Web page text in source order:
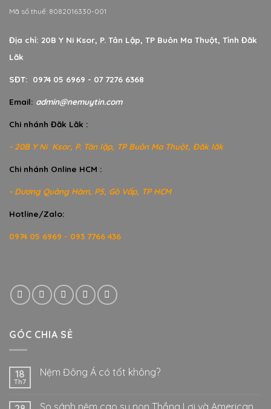
Mã số thuế: 8082016330-001
Địa chỉ: 20B Y Ni Ksor, P. Tân Lập, TP Buôn Ma Thuột, Tỉnh Đăk
Lăk
SĐT: 0974 05 6969 - 07 7276 6368
Email: admin@nemuytin.com
Chi nhánh Đăk Lăk :
- 20B Y Ni Ksor, P. Tân lập, TP Buôn Ma Thuột, Đăk lăk
Chi nhánh Online HCM :
- Dương Quảng Hàm, P5, Gò Vấp, TP HCM
Hotline/Zalo:
0974 05 6969 - 093 7766 436
GÓC CHIA SẺ
18
Th7
Nệm Đông Á có tốt không?
So sánh nệm cao su non Thắng Lợi và American